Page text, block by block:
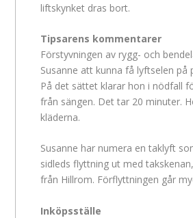
liftskynket dras bort.
Tipsarens kommentarer
Förstyvningen av rygg- och
Susanne att kunna få lyftselen på
På det sättet klarar hon i nödfall
från sängen. Det tar 20 minuter.
kläderna.
Susanne har numera en taklyft
sidleds flyttning ut med
från Hillrom. Förflyttningen går
Inköpsställe